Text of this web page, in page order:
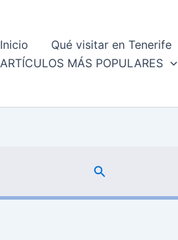
Inicio Qué visitar en Tenerife
ARTÍCULOS MÁS POPULARES
Buscar